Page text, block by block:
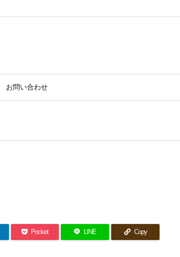
お問い合わせ
Pocket LINE Copy